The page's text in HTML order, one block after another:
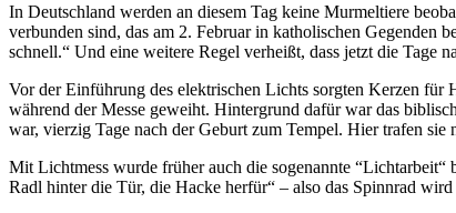
In Deutschland werden an diesem Tag keine Murmeltiere
verbunden sind, das am 2. Februar in katholischen Gegenden
schnell.“ Und eine weitere Regel verheißt, dass jetzt die Tage
Vor der Einführung des elektrischen Lichts sorgten Kerzen für
während der Messe geweiht. Hintergrund dafür war das
war, vierzig Tage nach der Geburt zum Tempel. Hier trafen
Mit Lichtmess wurde früher auch die sogenannte “Lichtarbeit“
Radl hinter die Tür, die Hacke herfür“ – also das Spinnrad